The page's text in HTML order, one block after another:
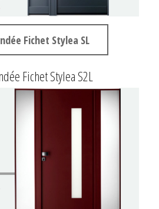
Fichet Stylea SL
Fichet Stylea S2L